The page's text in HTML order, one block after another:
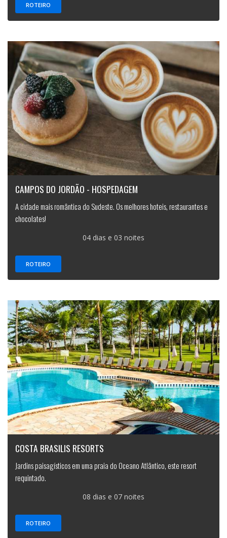
ROTEIRO
CAMPOS DO JORDÃO - HOSPEDAGEM
A cidade mais romântica do Sudeste. Os melhores hoteis, restaurantes e
chocolates!
04 dias e 03 noites
ROTEIRO
COSTA BRASILIS RESORTS
Jardins paisagísticos em uma praia do Oceano Atlântico, este resort
requintado.
08 dias e 07 noites
ROTEIRO